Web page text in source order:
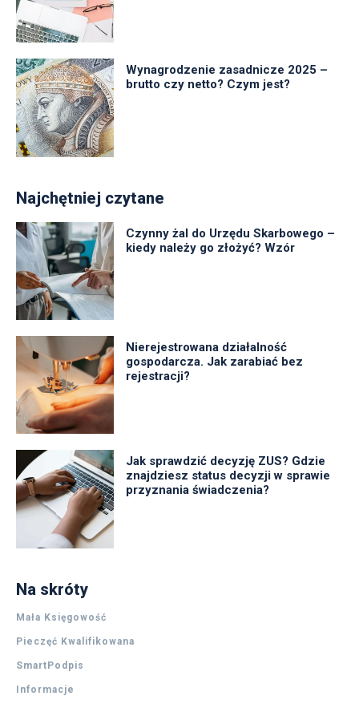
Wynagrodzenie zasadnicze 2025 –
brutto czy netto? Czym jest?
Najchętniej czytane
Czynny żal do Urzędu Skarbowego –
kiedy należy go złożyć? Wzór
Nierejestrowana działalność
gospodarcza. Jak zarabiać bez
rejestracji?
Jak sprawdzić decyzję ZUS? Gdzie
znajdziesz status decyzji w sprawie
przyznania świadczenia?
Na skróty
Mała Księgowość
Pieczęć Kwalifikowana
SmartPodpis
Informacje